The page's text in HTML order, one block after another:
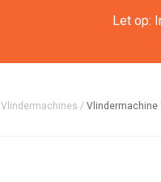
Let op:
Vlindermachines / Vlindermachine